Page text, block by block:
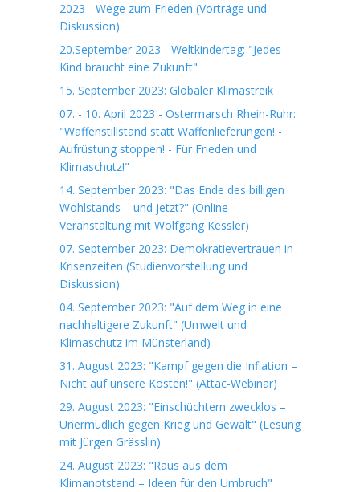
2023 - Wege zum Frieden (Vorträge und
Diskussion)
20.September 2023 - Weltkindertag: "Jedes
Kind braucht eine Zukunft"
15. September 2023: Globaler Klimastreik
07. - 10. April 2023 - Ostermarsch Rhein-Ruhr:
"Waffenstillstand statt Waffenlieferungen! -
Aufrüstung stoppen! - Für Frieden und
Klimaschutz!"
14. September 2023: "Das Ende des billigen
Wohlstands – und jetzt?" (Online-
Veranstaltung mit Wolfgang Kessler)
07. September 2023: Demokratievertrauen in
Krisenzeiten (Studienvorstellung und
Diskussion)
04. September 2023: "Auf dem Weg in eine
nachhaltigere Zukunft" (Umwelt und
Klimaschutz im Münsterland)
31. August 2023: "Kampf gegen die Inflation –
Nicht auf unsere Kosten!" (Attac-Webinar)
29. August 2023: "Einschüchtern zwecklos –
Unermüdlich gegen Krieg und Gewalt" (Lesung
mit Jürgen Grässlin)
24. August 2023: "Raus aus dem
Klimanotstand – Ideen für den Umbruch"